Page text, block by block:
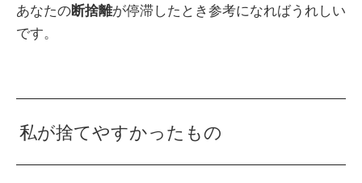
あなたの断捨離が停滞したとき参考になればうれしい
です。
私が捨てやすかったもの